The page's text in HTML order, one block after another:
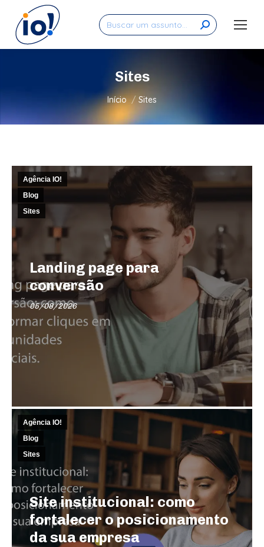
Search:
Sites
Você está aqui:
Início Sites
Agência IO!
Blog
Sites
Landing page para
conversão
05/08/2026
Agência IO!
Blog
Sites
Site institucional: como
fortalecer o posicionamento
da sua empresa